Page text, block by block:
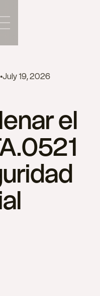
•July 19, 2026
el